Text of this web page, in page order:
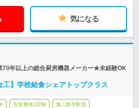
気になる
年以上の総合厨房機器メーカー★未経験OK
】学校給食シェアトップクラス
完全週休2日制 第二新卒歓迎